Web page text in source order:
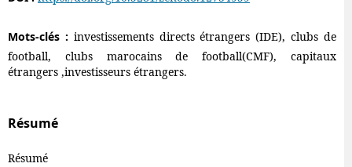
Mots-clés : investissements directs étrangers (IDE), clubs de
football, clubs marocains de football(CMF), capitaux
étrangers ,investisseurs étrangers.
Résumé
Résumé